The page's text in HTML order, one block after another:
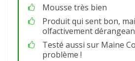
Mousse très bien
Produit qui sent bon,
olfactivement
Testé aussi sur Maine
problème !